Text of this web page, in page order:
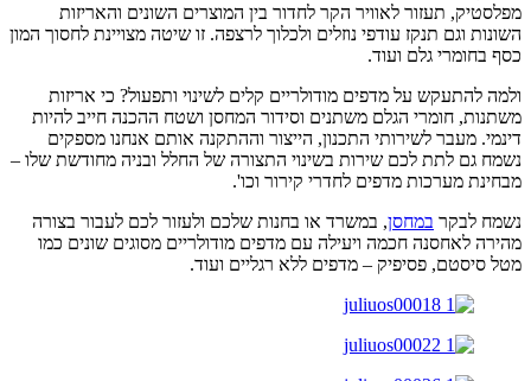
מפלסטיק, תעזור לאוויר הקר לחדור בין המוצרים השונים והאריזות
השונות וגם תנקז עודפי נוזלים ולכלוך לרצפה. זו שיטה מצויינת לחסוך המון
כסף בחומרי גלם ועוד.
ולמה להתעקש על מדפים מודולריים קלים לשינוי ותפעול? כי אריזות
משתנות, חומרי הגלם משתנים וסידור המחסן ושטח ההכנה חייב להיות
דינמי. מעבר לשירותי התכנון, הייצור וההתקנה אותם אנחנו מספקים
נשמח גם לתת לכם שירות בשינוי התצורה של החלל ובניה מחודשת שלו –
מבחינת מערכות מדפים לחדרי קירור וכו'.
נשמח לבקר במחסן, במשרד או בחנות שלכם ולעזור לכם לעבור בצורה
מהירה לאחסנה חכמה ויעילה עם מדפים מודולריים מסוגים שונים כמו
מטל סיסטם, פסיפיק – מדפים ללא רגליים ועוד.